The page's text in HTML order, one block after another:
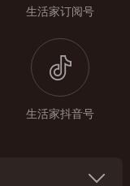
生活家订阅号
生活家抖音号